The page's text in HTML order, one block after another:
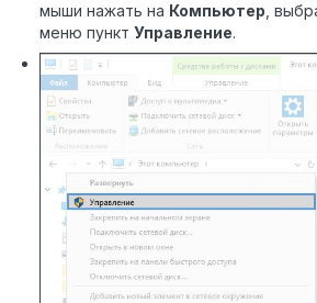
мыши нажать на Компьютер ,
меню пункт Управление.